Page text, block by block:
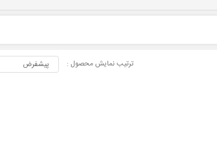
ترتیب نمایش محصول : پیشفرض